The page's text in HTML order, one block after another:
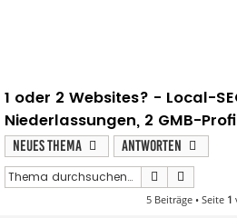
1 oder 2 Websites? - Local-
Niederlassungen, 2 GMB-
Neues Thema
Antworten
Suche
5 Beiträge • Seite 1